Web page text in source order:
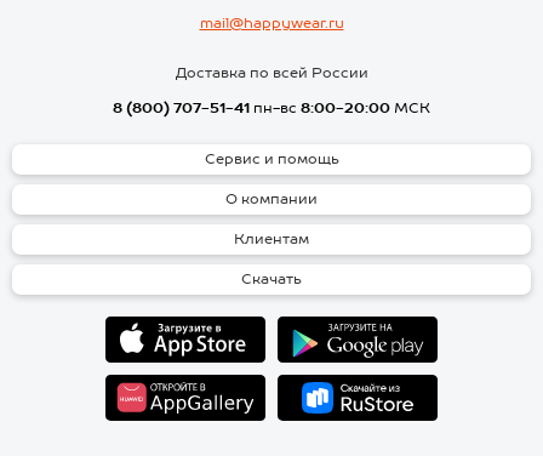
mail@happywear.ru
Доставка по всей России
8 (800) 707-51-41 пн-вс 8:00-20:00 МСК
Сервис и помощь
О компании
Клиентам
Скачать